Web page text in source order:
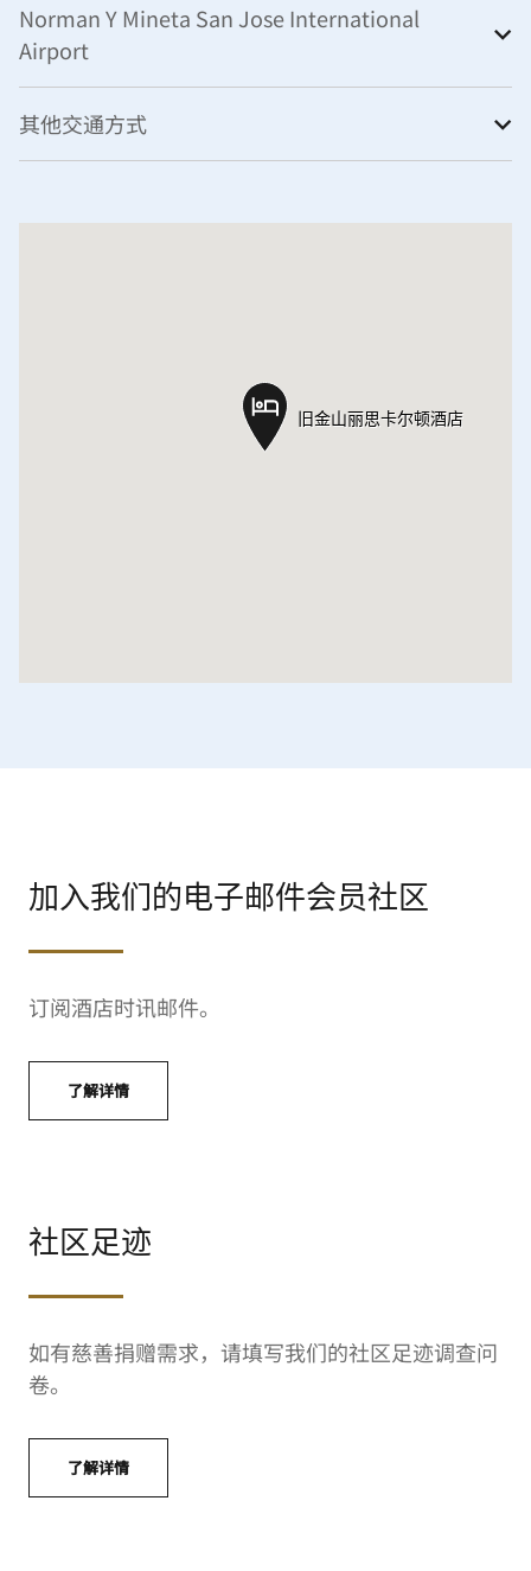
Norman Y Mineta San Jose International
Airport
其他交通方式
旧金山丽思卡尔顿酒店
旧金山丽思卡尔顿酒店
加入我们的电子邮件会员社区
订阅酒店时讯邮件。
了解详情
社区足迹
如有慈善捐赠需求，请填写我们的社区足迹调查问
卷。
了解详情